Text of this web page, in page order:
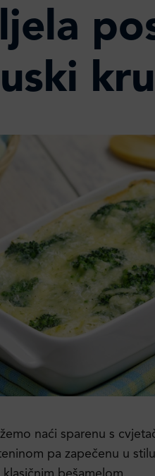
naći sparenu s
pa zapečenu u